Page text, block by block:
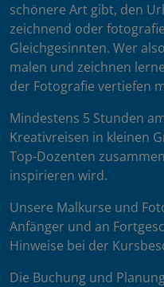
schönere Art gibt, den
zeichnend oder
Gleichgesinnten. Wer
malen und zeichnen
der Fotografie vertiefen
Mindestens 5 Stunden
Kreativreisen in kleinen
Top-Dozenten
inspirieren wird.
Unsere Malkurse und
Anfänger und an
Hinweise bei der
Die Buchung und